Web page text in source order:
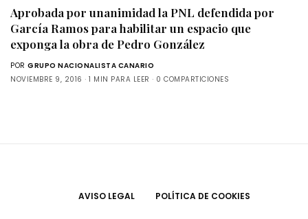
Aprobada por unanimidad la PNL defendida por
García Ramos para habilitar un espacio que
exponga la obra de Pedro González
POR GRUPO NACIONALISTA CANARIO
NOVIEMBRE 9, 2016
1 MIN PARA LEER 0 COMPARTICIONES
AVISO LEGAL POLÍTICA DE COOKIES